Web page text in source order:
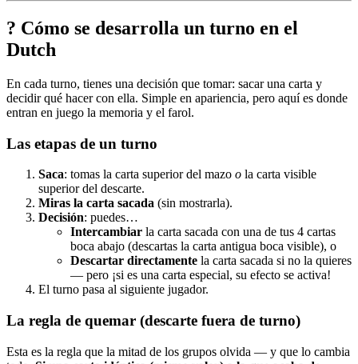
? Cómo se desarrolla un turno en el
Dutch
En cada turno, tienes una decisión que tomar: sacar una carta y
decidir qué hacer con ella. Simple en apariencia, pero aquí es donde
entran en juego la memoria y el farol.
Las etapas de un turno
Saca: tomas la carta superior del mazo o la carta visible
superior del descarte.
Miras la carta sacada (sin mostrarla).
Decisión: puedes…
Intercambiar la carta sacada con una de tus 4 cartas
boca abajo (descartas la carta antigua boca visible), o
Descartar directamente la carta sacada si no la quieres
— pero ¡si es una carta especial, su efecto se activa!
El turno pasa al siguiente jugador.
La regla de quemar (descarte fuera de turno)
Esta es la regla que la mitad de los grupos olvida — y que lo cambia